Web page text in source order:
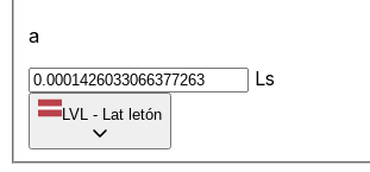
a
Ls
LVL - Lat letón